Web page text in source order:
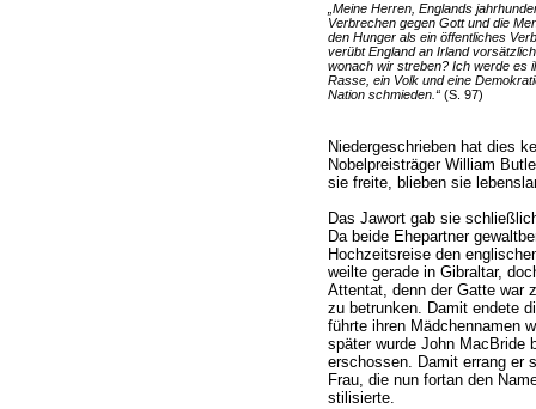
„Meine Herren, Englands
Verbrechen gegen Gott und die
den Hunger als ein öffentliches
verübt England an Irland
wonach wir streben? Ich werde es
Rasse, ein Volk und eine
Nation schmieden.“(S. 97)
Niedergeschrieben hat dies
Nobelpreisträger William
sie freite, blieben sie
Das Jawort gab sie
Da beide Ehepartner
Hochzeitsreise den
weilte gerade in Gibraltar,
Attentat, denn der Gatte war
zu betrunken. Damit endete
führte ihren Mädchennamen
später wurde John MacBride
erschossen. Damit errang er
Frau, die nun fortan den
stilisierte.